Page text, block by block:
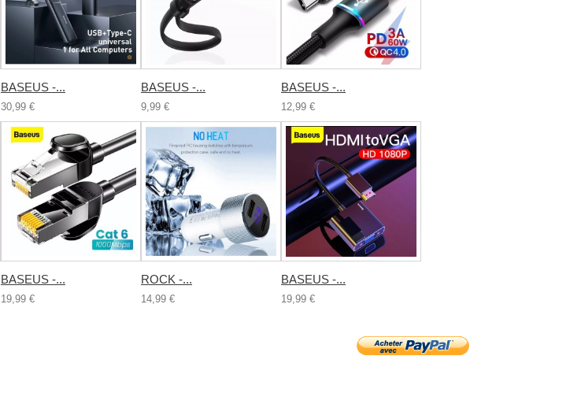
BASEUS -...
30,99 €
BASEUS -...
9,99 €
BASEUS -...
12,99 €
BASEUS -...
19,99 €
ROCK -...
14,99 €
BASEUS -...
19,99 €